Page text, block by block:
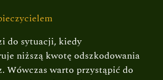
do sytuacji, kiedy
niższą kwotę odszkodowania
Wówczas warto przystąpić do